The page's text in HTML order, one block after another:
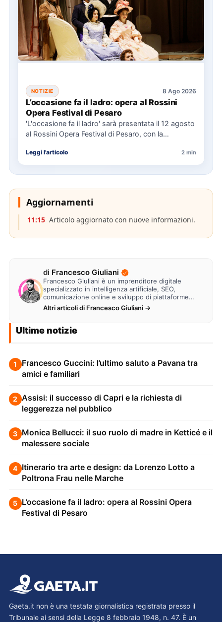
NOTIZIE 8 Ago 2026
L’occasione fa il ladro: opera al Rossini
Opera Festival di Pesaro
'L'occasione fa il ladro' sarà presentata il 12 agosto
al Rossini Opera Festival di Pesaro, con la
Leggi l'articolo 2 min
Aggiornamenti
11:15 Articolo aggiornato con nuove informazioni.
di Francesco Giuliani
Francesco Giuliani è un imprenditore digitale
specializzato in intelligenza artificiale, SEO,
comunicazione online e sviluppo di piattaforme
web. Lavora alla creazione di…
Altri articoli di Francesco Giuliani →
Ultime notizie
1
Francesco Guccini: l’ultimo saluto a Pavana tra
amici e familiari
2 Assisi: il successo di Capri e la richiesta di
leggerezza nel pubblico
3 Monica Bellucci: il suo ruolo di madre in Ketticé e il
malessere sociale
4 Itinerario tra arte e design: da Lorenzo Lotto a
Poltrona Frau nelle Marche
5 L’occasione fa il ladro: opera al Rossini Opera
Festival di Pesaro
Gaeta.it non è una testata giornalistica registrata presso il
Tribunale ai sensi della Legge 8 febbraio 1948, n. 47. È un